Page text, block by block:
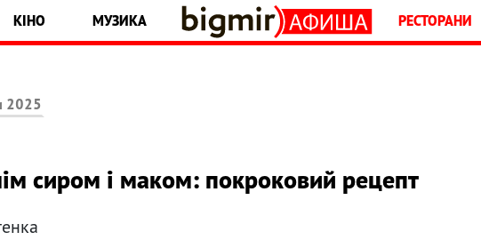
КІНО МУЗИКА РЕСТОРАНИ
2025
сиром і маком: покроковий рецепт